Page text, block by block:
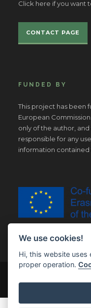
Click here if you want
CONTACT PAGE
FUNDED BY
This project has been
European
only of the author,
responsible for any
information contained
We use cookies!
Hi, this website uses
proper operation.